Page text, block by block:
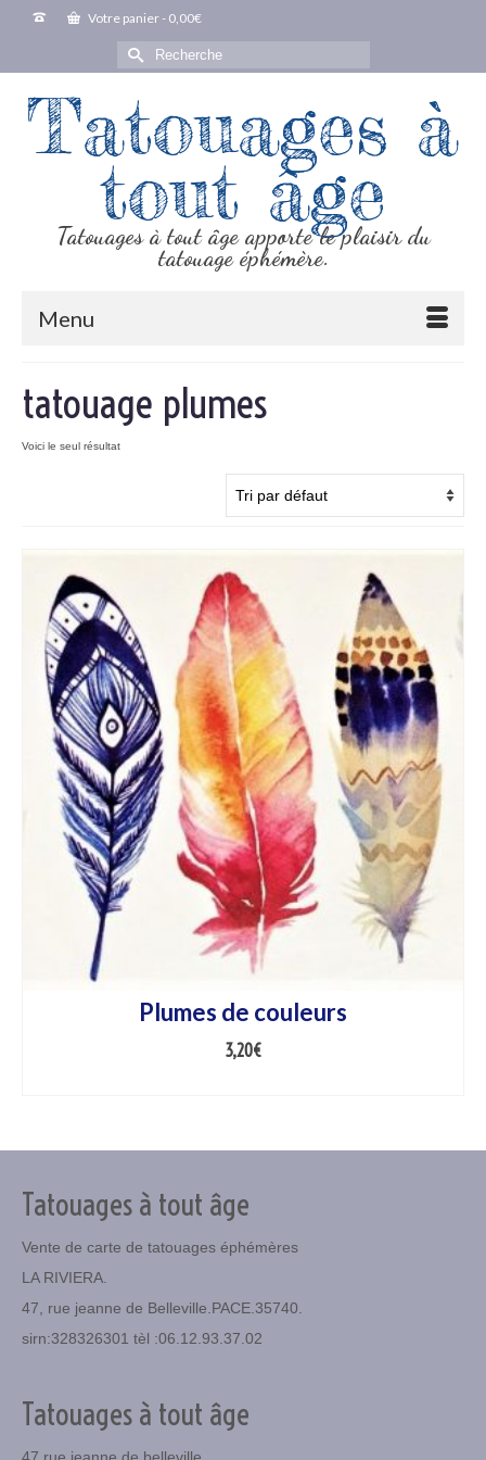
Votre panier- 0,00€
Rechercher :
Tatouages à
tout âge
Tatouages à tout âge apporte le plaisir du
tatouage éphémère.
Menu
tatouage plumes
Voici le seul résultat
Plumes de couleurs
3,20€
Tatouages à tout âge
Vente de carte de tatouages éphémères
LA RIVIERA.
47, rue jeanne de Belleville.PACE.35740.
sirn:328326301 tèl :06.12.93.37.02
Tatouages à tout âge